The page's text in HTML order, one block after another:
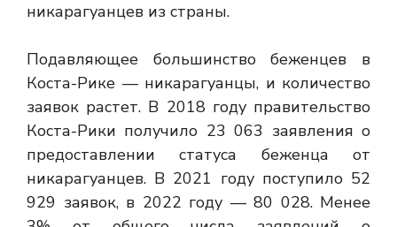
никарагуанцев из страны.
Подавляющее большинство беженцев в
Коста-Рике — никарагуанцы, и количество
заявок растет. В 2018 году правительство
Коста-Рики получило 23 063 заявления о
предоставлении статуса беженца от
никарагуанцев. В 2021 году поступило 52
929 заявок, в 2022 году — 80 028. Менее